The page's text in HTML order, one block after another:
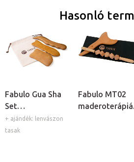
Hasonló
Fabulo Gua Sha
Set
maderoterápiás
masszázseszköz
+ ajándék: lenvászon
tasak
Fabulo MT02